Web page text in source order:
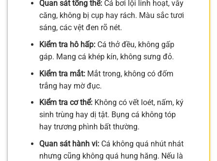
Quan sát tổng thể:Cá bơi lội linh hoạt, vây
căng, không bị cụp hay rách. Màu sắc tươi
sáng, các vệt đen rõ nét.
Kiểm tra hô hấp:Cá thở đều, không gấp
gáp. Mang cá khép kín, không sưng đỏ.
Kiểm tra mắt:Mắt trong, không có đốm
trắng hay mờ đục.
Kiểm tra cơ thể:Không có vết loét, nấm, ký
sinh trùng hay dị tật. Bụng cá không tóp
hay trương phình bất thường.
Quan sát hành vi:Cá không quá nhút nhát
nhưng cũng không quá hung hăng. Nếu là